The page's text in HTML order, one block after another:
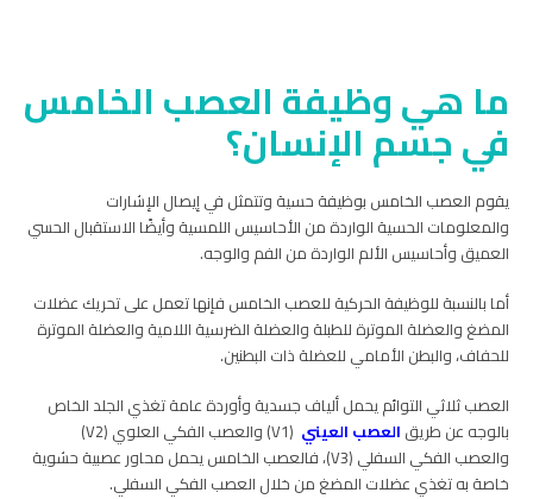
ما هي وظيفة العصب الخامس
في جسم الإنسان؟
يقوم العصب الخامس بوظيفة حسية وتتمثل في إيصال الإشارات
والمعلومات الحسية الواردة من الأحاسيس اللمسية وأيضًا الاستقبال الحسي
العميق وأحاسيس الألم الواردة من الفم والوجه.
أما بالنسبة للوظيفة الحركية للعصب الخامس فإنها تعمل على تحريك عضلات
المضغ والعضلة الموترة للطبلة والعضلة الضرسية اللامية والعضلة الموترة
للحفاف، والبطن الأمامي للعضلة ذات البطنين.
العصب ثلاثي التوائم يحمل ألياف جسدية وأوردة عامة تغذي الجلد الخاص
بالوجه عن طريق العصب العيني
(V1) والعصب الفكي العلوي (V2)
والعصب الفكي السفلي (V3)، فالعصب الخامس يحمل محاور عصبية حشوية
خاصة به تغذي عضلات المضغ من خلال العصب الفكي السفلي.